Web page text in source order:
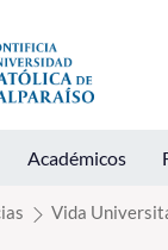
al contenido
Académicos
Vida